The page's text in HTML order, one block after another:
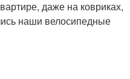
даже на ковриках,
наши велосипедные